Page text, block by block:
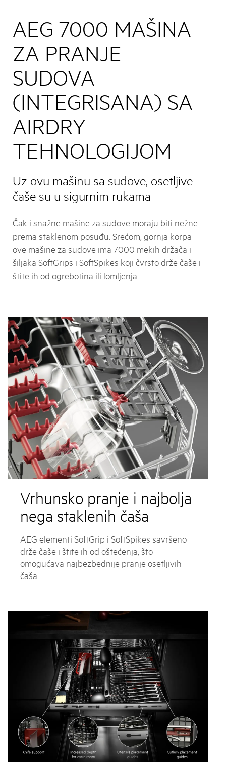
AEG 7000 MAŠINA
ZA PRANJE
SUDOVA
(INTEGRISANA) SA
AIRDRY
TEHNOLOGIJOM
Uz ovu mašinu sa sudove, osetljive
čaše su u sigurnim rukama
Čak i snažne mašine za sudove moraju biti nežne
prema staklenom posuđu. Srećom, gornja korpa
ove mašine za sudove ima 7000 mekih držača i
šiljaka SoftGrips i SoftSpikes koji čvrsto drže čaše i
štite ih od ogrebotina ili lomljenja.
Vrhunsko pranje i najbolja
nega staklenih čaša
AEG elementi SoftGrip i SoftSpikes savršeno
drže čaše i štite ih od oštećenja, što
omogućava najbezbednije pranje osetljivih
čaša.